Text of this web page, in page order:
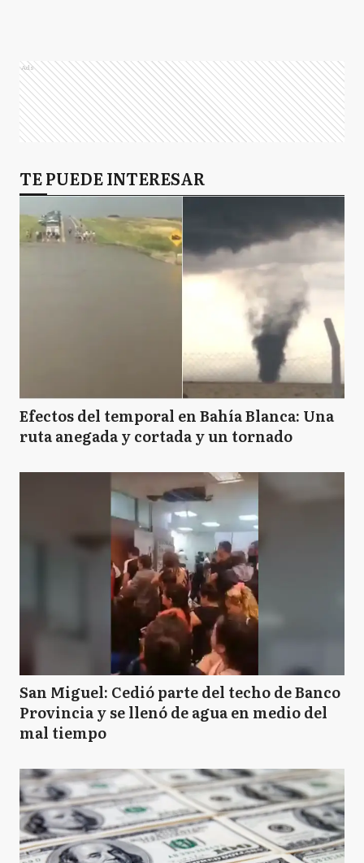
Ads
TE PUEDE INTERESAR
Efectos del temporal en Bahía Blanca: Una
ruta anegada y cortada y un tornado
San Miguel: Cedió parte del techo de Banco
Provincia y se llenó de agua en medio del
mal tiempo